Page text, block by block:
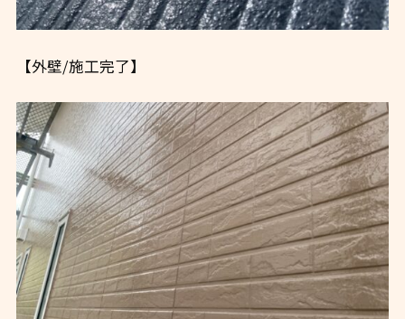
【外壁/施工完了】